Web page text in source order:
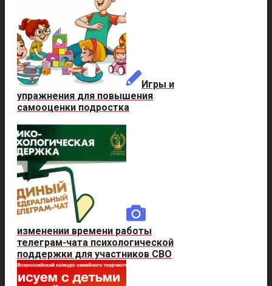
Игры и
упражнения для повышения
самооценки подростка
изменении времени работы
телеграм-чата психологической
поддержки для участников СВО